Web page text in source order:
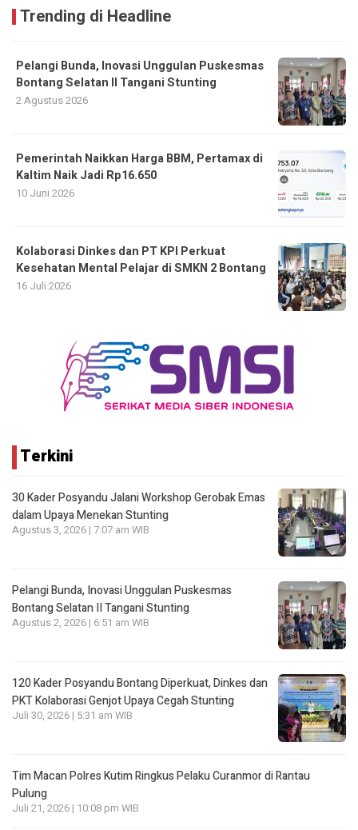
Trending di Headline
Pelangi Bunda, Inovasi Unggulan Puskesmas
Bontang Selatan II Tangani Stunting
2 Agustus 2026
Pemerintah Naikkan Harga BBM, Pertamax di
Kaltim Naik Jadi Rp16.650
10 Juni 2026
Kolaborasi Dinkes dan PT KPI Perkuat
Kesehatan Mental Pelajar di SMKN 2 Bontang
16 Juli 2026
Terkini
30 Kader Posyandu Jalani Workshop Gerobak Emas
dalam Upaya Menekan Stunting
Agustus 3, 2026 | 7:07 am WIB
Pelangi Bunda, Inovasi Unggulan Puskesmas
Bontang Selatan II Tangani Stunting
Agustus 2, 2026 | 6:51 am WIB
120 Kader Posyandu Bontang Diperkuat, Dinkes dan
PKT Kolaborasi Genjot Upaya Cegah Stunting
Juli 30, 2026 | 5:31 am WIB
Tim Macan Polres Kutim Ringkus Pelaku Curanmor di Rantau
Pulung
Juli 21, 2026 | 10:08 pm WIB